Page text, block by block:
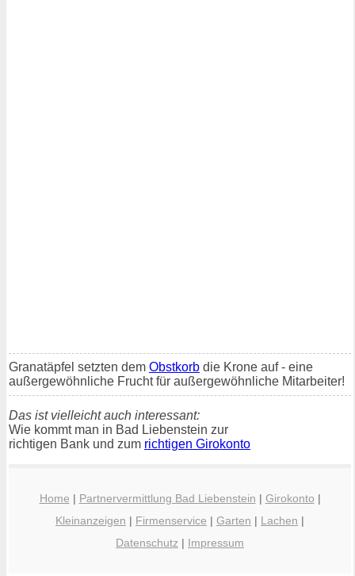
Granatäpfel setzten dem Obstkorb die Krone auf - eine
außergewöhnliche Frucht für außergewöhnliche Mitarbeiter!
Das ist vielleicht auch interessant:
Wie kommt man in Bad Liebenstein zur
richtigen Bank und zum richtigen Girokonto
Home | Partnervermittlung Bad Liebenstein | Girokonto |
Kleinanzeigen | Firmenservice | Garten | Lachen |
Datenschutz | Impressum